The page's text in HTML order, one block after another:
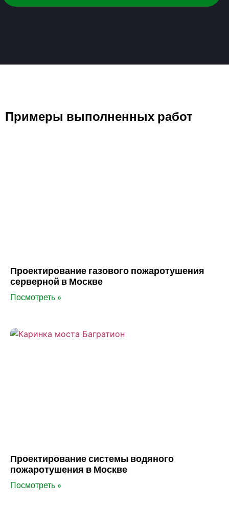
Примеры выполненных работ
Проектирование газового пожаротушения
серверной в Москве
Посмотреть »
Проектирование системы водяного
пожаротушения в Москве
Посмотреть »